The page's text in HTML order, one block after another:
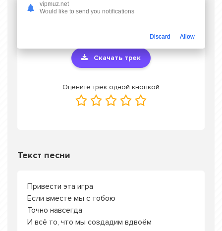
Скачать песню NAIMAN - Твои глаза
(Полная Версия)в mp3 или слушать
Скачать трек
Оцените трек одной кнопкой
Текст песни
Привести эта игра
Если вместе мы с тобою
Точно навсегда
И всё то, что мы создадим вдвоём
vipmuz.net
Would like to send you notifications
Discard Allow